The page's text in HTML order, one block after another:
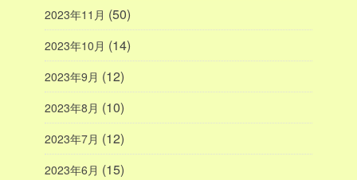
2023年11月 (50)
2023年10月 (14)
2023年9月 (12)
2023年8月 (10)
2023年7月 (12)
2023年6月 (15)